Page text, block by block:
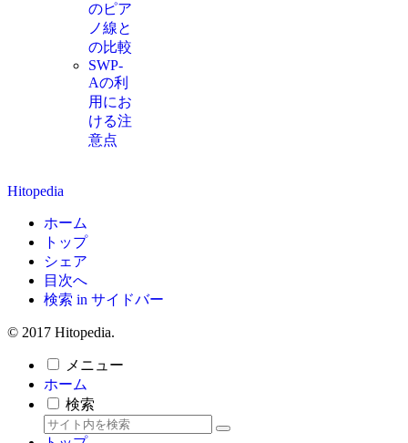
のピア
ノ線と
の比較
SWP-
Aの利
用にお
ける注
意点
Hitopedia
ホーム
トップ
シェア
目次へ
検索 in サイドバー
© 2017 Hitopedia.
メニュー
ホーム
検索